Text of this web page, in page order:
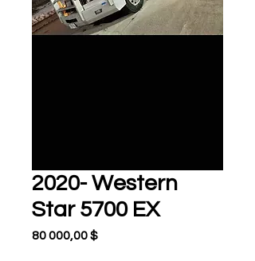
2020- Western
Star 5700 EX
80 000,00 $Prix